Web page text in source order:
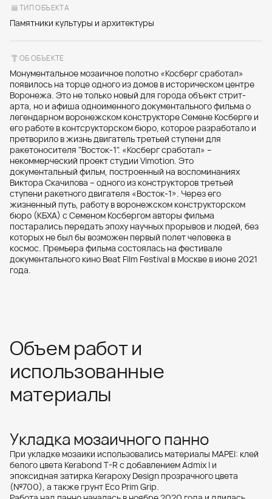
ТИП ОБЪЕКТА
Памятники культуры и архитектуры
ОБ ОБЪЕКТЕ
Монументальное мозаичное полотно «Косберг сработал»
появилось на торце одного из домов в историческом центре
Воронежа. Это не только новый для города объект стрит-
арта, но и афиша одноименного документального фильма о
легендарном воронежском конструкторе Семене Косберге и
его работе в контсрукторском бюро, которое разработало и
претворило в жизнь двигатель третьей ступени для
ракетоносителя "Восток-1". «Косберг сработал» –
некоммерческий проект студии Vimotion. Это
документальный фильм, построенный на воспоминаниях
Виктора Скачилова – одного из конструкторов третьей
ступени ракетного двигателя «Восток-1». Через его
жизненный путь, работу в воронежском конструкторском
бюро (КБХА) с Семеном Косбергом авторы фильма
постарались передать эпоху научных прорывов и людей, без
которых не был бы возможен первый полет человека в
космос. Премьера фильма состоялась на фестивале
документального кино Beat Film Festival в Москве в июне 2021
года.
Объем работ и
использованные
материалы
Укладка мозаичного панно
При укладке мозаики использовались материалы MAPEI: клей
белого цвета Kerabond T-R с добавлением Admix I и
эпоксидная затирка Kerapoxy Design прозрачного цвета
(№700), а также грунт Eco Prim Grip.